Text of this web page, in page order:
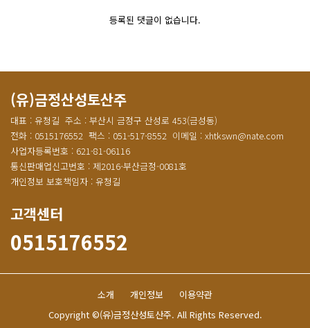
등록된 댓글이 없습니다.
(유)금정산성토산주
대표 : 유청길 주소 : 부산시 금정구 산성로 453(금성동)
전화 : 0515176552 팩스 : 051-517-8552 이메일 : xhtkswn@nate.com
사업자등록번호 : 621-81-06116
통신판매업신고번호 : 제2016-부산금정-0081호
개인정보 보호책임자 : 유청길
고객센터
0515176552
소개 개인정보
이용약관
Copyright ©(유)금정산성토산주. All Rights Reserved.